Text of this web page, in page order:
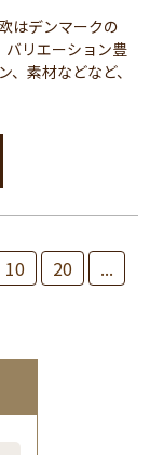
はデンマークの
バリエーション豊
素材などなど、
10 20
...